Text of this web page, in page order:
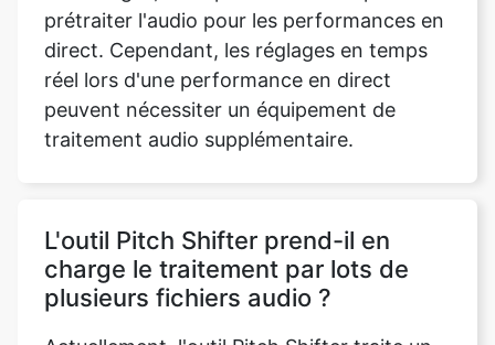
peuvent nécessiter un équipement de
traitement audio supplémentaire.
L'outil Pitch Shifter prend-il en
Actuellement, l'outil Pitch Shifter traite un
seul fichier audio à la fois. Le traitement
par lots de plusieurs fichiers n'est pas pris
en charge. Vous pouvez toutefois répéter